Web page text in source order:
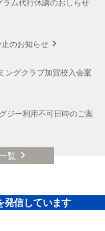
ム代行休講のおしらせ
のお知らせ
ングクラブ加賀校入会案
ジー利用不可日時のご案
覧
発信しています